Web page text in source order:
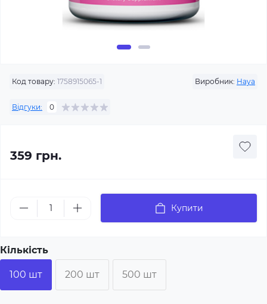
Код товару: 1758915065-1 Виробник: Haya
Відгуки: 0
359 грн.
Купити
Кількість
100 шт 200 шт 500 шт